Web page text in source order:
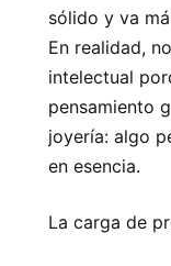
sólido y va
En realidad,
intelectual
pensamiento
joyería: algo
en esencia.
La carga de